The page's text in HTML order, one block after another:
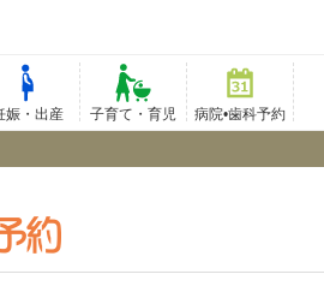
娠・出産 子育て・育児 病院•歯科予約